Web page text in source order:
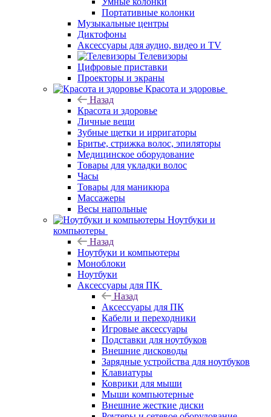
Портативные колонки
Музыкальные центры
Диктофоны
Аксессуары для аудио, видео и TV
Телевизоры
Цифровые приставки
Проекторы и экраны
Красота и здоровье
Назад
Красота и здоровье
Личные вещи
Зубные щетки и ирригаторы
Бритье, стрижка волос, эпиляторы
Медицинское оборудование
Товары для укладки волос
Часы
Товары для маникюра
Массажеры
Весы напольные
Ноутбуки и
компьютеры
Назад
Ноутбуки и компьютеры
Моноблоки
Ноутбуки
Аксессуары для ПК
Назад
Аксессуары для ПК
Кабели и переходники
Игровые аксессуары
Подставки для ноутбуков
Внешние дисководы
Зарядные устройства для ноутбуков
Клавиатуры
Коврики для мыши
Мыши компьютерные
Внешние жесткие диски